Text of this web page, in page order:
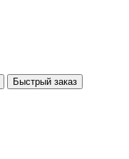
Быстрый заказ